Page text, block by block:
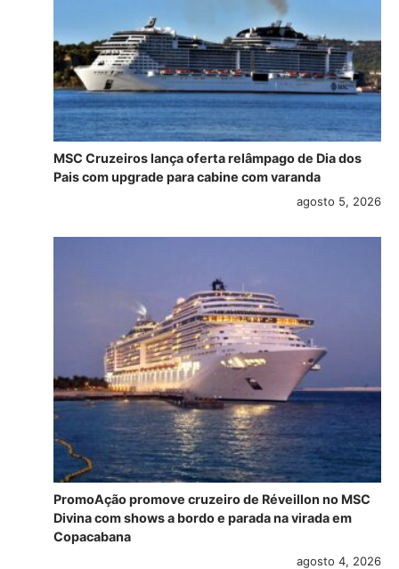
MSC Cruzeiros lança oferta relâmpago de Dia dos
Pais com upgrade para cabine com varanda
agosto 5, 2026
PromoAção promove cruzeiro de Réveillon no MSC
Divina com shows a bordo e parada na virada em
Copacabana
agosto 4, 2026